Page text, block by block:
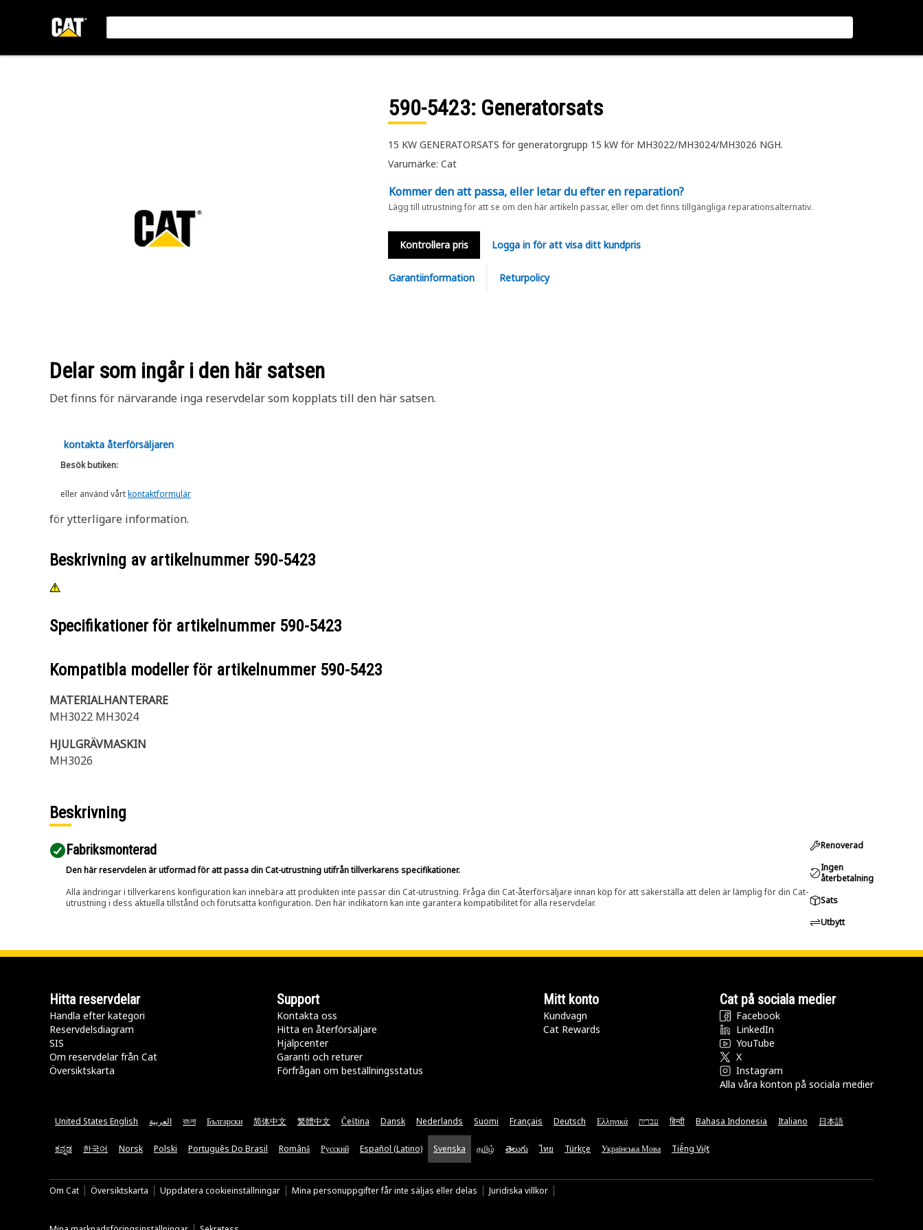
590-5423: Generatorsats
15 KW GENERATORSATS för generatorgrupp 15 kW för MH3022/MH3024/MH3026 NGH.
Varumärke: Cat
Kommer den att passa, eller letar du efter en reparation?
Lägg till utrustning för att se om den här artikeln passar, eller om det finns tillgängliga reparationsalternativ.
Kontrollera pris Logga in för att visa ditt kundpris
Garantiinformation Returpolicy
Delar som ingår i den här satsen
Det finns för närvarande inga reservdelar som kopplats till den här satsen.
kontakta återförsäljaren
Besök butiken:
eller använd vårtkontaktformulär
för ytterligare information.
Beskrivning av artikelnummer 590-5423
Specifikationer för artikelnummer 590-5423
Kompatibla modeller för artikelnummer 590-5423
MATERIALHANTERARE
MH3022 MH3024
HJULGRÄVMASKIN
MH3026
Beskrivning
Fabriksmonterad
Den här reservdelen är utformad för att passa din Cat-utrustning utifrån tillverkarens specifikationer.
Alla ändringar i tillverkarens konfiguration kan innebära att produkten inte passar din Cat-utrustning. Fråga din Cat-återförsäljare innan köp för att säkerställa att delen är lämplig för din Cat-
utrustning i dess aktuella tillstånd och förutsatta konfiguration. Den här indikatorn kan inte garantera kompatibilitet för alla reservdelar.
Renoverad
Ingen
återbetalning
Sats
Utbytt
Hitta reservdelar
Handla efter kategori
Reservdelsdiagram
SIS
Om reservdelar från Cat
Översiktskarta
Support
Kontakta oss
Hitta en återförsäljare
Hjälpcenter
Garanti och returer
Förfrågan om beställningsstatus
Mitt konto
Kundvagn
Cat Rewards
Cat på sociala medier
Facebook
LinkedIn
YouTube
X
Instagram
Alla våra konton på sociala medier
United States English العربية বাংলা Български 简体中文 繁體中文 Čeština Dansk Nederlands Suomi Français Deutsch Ελληνικά עברית हिन्दी Bahasa Indonesia Italiano 日本語
ಕನ್ನಡ 한국어 Norsk Polski Português Do Brasil Română Русский Español (Latino) Svenska தமிழ் తెలుగు ไทย Türkçe Українська Мова Tiếng Việt
Om Cat Översiktskarta Uppdatera cookieinställningar Mina personuppgifter får inte säljas eller delas Juridiska villkor